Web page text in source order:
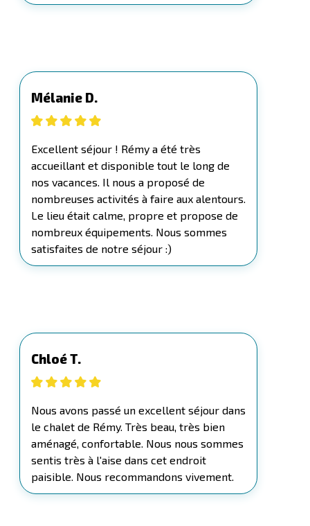
Mélanie D.
Excellent séjour ! Rémy a été très
accueillant et disponible tout le long de
nos vacances. Il nous a proposé de
nombreuses activités à faire aux alentours.
Le lieu était calme, propre et propose de
nombreux équipements. Nous sommes
satisfaites de notre séjour :)
Chloé T.
Nous avons passé un excellent séjour dans
le chalet de Rémy. Très beau, très bien
aménagé, confortable. Nous nous sommes
sentis très à l'aise dans cet endroit
paisible. Nous recommandons vivement.